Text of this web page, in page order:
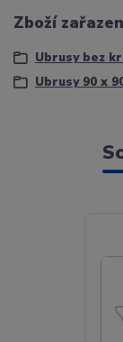
Zboží
Ubrusy bez
Ubrusy 90 x